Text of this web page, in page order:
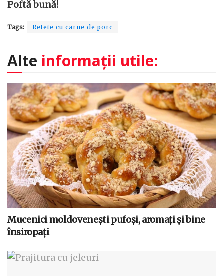
Poftă bună!
Tags: Retete cu carne de porc
Alte informații utile:
Mucenici moldovenești pufoși, aromați și bine
însiropați